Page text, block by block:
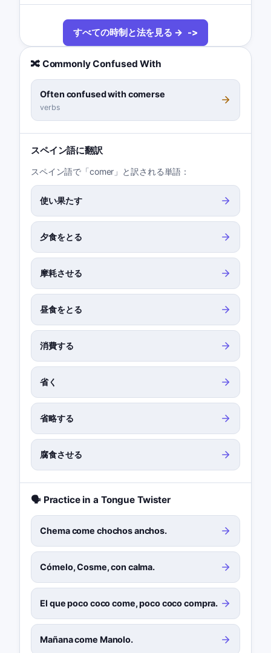
すべての時制と法を見る →
🔀 Commonly Confused With
Often confused with comerse
verbs
スペイン語に翻訳
スペイン語で「comer」と訳される単語：
使い果たす
夕食をとる
摩耗させる
昼食をとる
消費する
省く
省略する
腐食させる
🗣️ Practice in a Tongue Twister
Chema come chochos anchos.
Cómelo, Cosme, con calma.
El que poco coco come, poco coco compra.
Mañana come Manolo.